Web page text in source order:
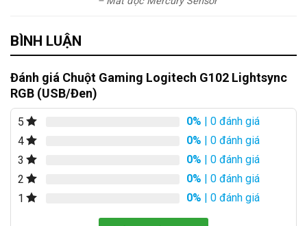
BÌNH LUẬN
Đánh giá Chuột Gaming Logitech G102 Lightsync
RGB (USB/Đen)
5 0% | 0 đánh giá
4
0% | 0 đánh giá
3
0% | 0 đánh giá
2
0% | 0 đánh giá
1
0% | 0 đánh giá